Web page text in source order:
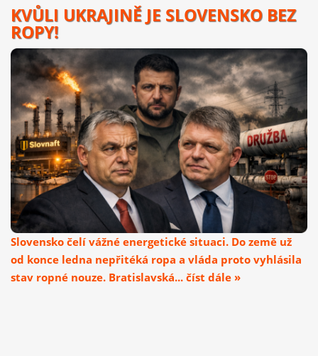
KVŮLI UKRAJINĚ JE SLOVENSKO BEZ
ROPY!
Slovensko čelí vážné energetické situaci. Do země už
od konce ledna nepřitéká ropa a vláda proto vyhlásila
stav ropné nouze. Bratislavská... číst dále »